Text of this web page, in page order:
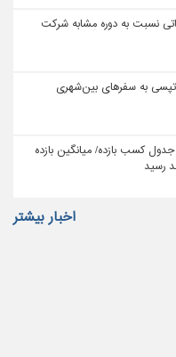
نسبت به دوره مشابه شرکت
به سفرهای بین‌شهری
کسب بازده/ میانگین بازده
اخبار بیشتر